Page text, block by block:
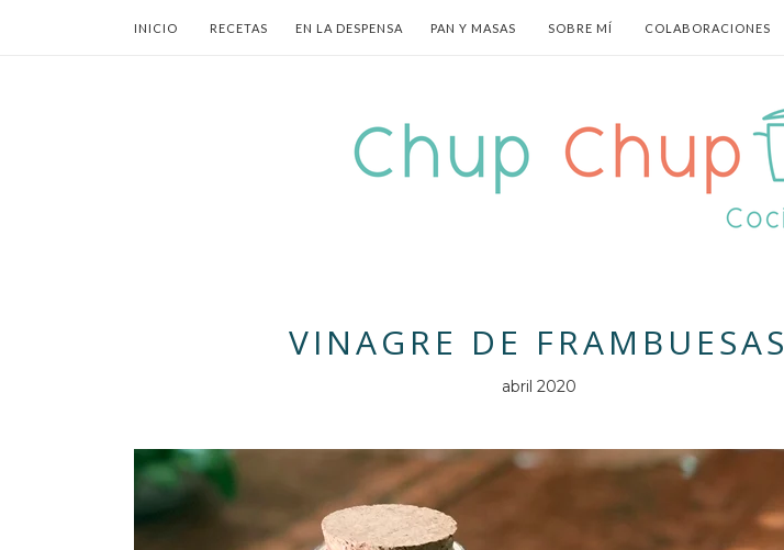
INICIO RECETAS EN LA DESPENSA PAN Y MASAS SOBRE MÍ COLABORACIONES
VINAGRE DE FRAMBUESAS
abril 2020